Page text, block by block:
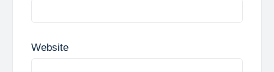
Website